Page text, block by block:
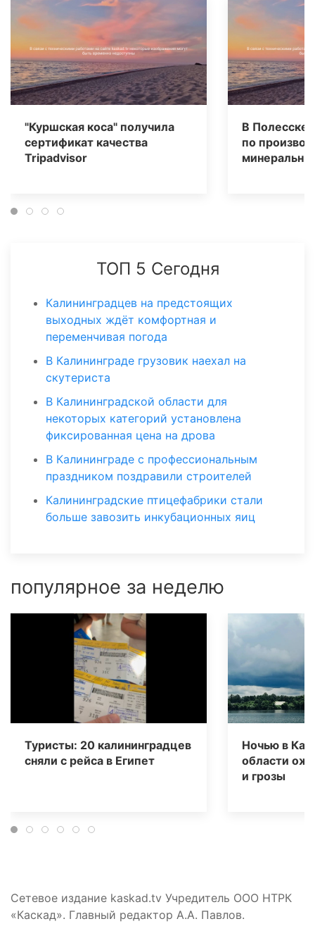
"Куршская коса" получила
сертификат качества
Tripаdvisor
В Полесске
по
ТОП 5 Сегодня
Калининградцев на предстоящих
выходных ждёт комфортная и
переменчивая погода
В Калининграде грузовик наехал на
скутериста
В Калининградской области для
некоторых категорий установлена
фиксированная цена на дрова
В Калининграде с профессиональным
праздником поздравили строителей
Калининградские птицефабрики стали
больше завозить инкубационных яиц
популярное за неделю
Туристы: 20 калининградцев
сняли с рейса в Египет
Ночью в
области
и грозы
Сетевое издание kaskad.tv Учредитель ООО НТРК
«Каскад». Главный редактор А.А. Павлов.